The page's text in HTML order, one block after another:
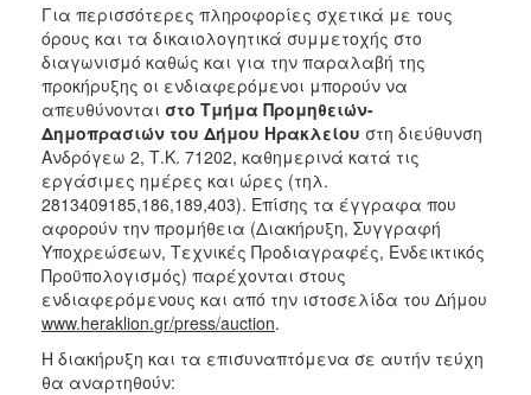
Για περισσότερες πληροφορίες σχετικά με τους
όρους και τα δικαιολογητικά συμμετοχής στο
διαγωνισμό καθώς και για την παραλαβή της
προκήρυξης οι ενδιαφερόμενοι μπορούν να
απευθύνονται στο Τμήμα Προμηθειών-
Δημοπρασιών του Δήμου Ηρακλείου στη διεύθυνση
Ανδρόγεω 2, Τ.Κ. 71202, καθημερινά κατά τις
εργάσιμες ημέρες και ώρες (τηλ.
2813409185,186,189,403). Επίσης τα έγγραφα που
αφορούν την προμήθεια (Διακήρυξη, Συγγραφή
Υποχρεώσεων, Τεχνικές Προδιαγραφές, Ενδεικτικός
Προϋπολογισμός) παρέχονται στους
ενδιαφερόμενους και από την ιστοσελίδα του Δήμου
www.heraklion.gr/press/auction.
Η διακήρυξη και τα επισυναπτόμενα σε αυτήν τεύχη
θα αναρτηθούν: